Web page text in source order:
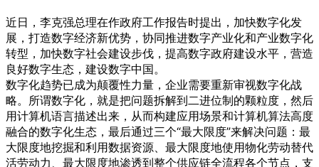
近日，李克强总理在作政府工作报告时提出，加快数字化发
展，打造数字经济新优势，协同推进数字产业化和产业数字化
转型，加快数字社会建设步伐，提高数字政府建设水平，营造
良好数字生态，建设数字中国。
数字化趋势已成为颠覆性力量，企业需要重新审视数字化战
略。所谓数字化，就是把问题拆解到二进位制的颗粒度，然后
用计算机语言描述出来，从而构建应用场景和计算机算法高度
融合的数字化生态，最后通过三个“最大限度”来解决问题：最
大限度地挖掘和利用数据资源、最大限度地使用物化劳动替代
活劳动力、最大限度地渗透到整个供应链全流程各个节点，支